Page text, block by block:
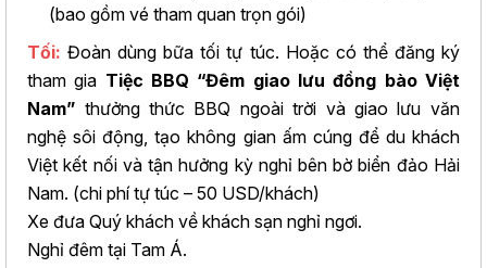
(bao gồm vé tham quan trọn gói)
Tối: Đoàn dùng bữa tối tự túc. Hoặc có thể đăng ký
tham gia Tiệc BBQ “Đêm giao lưu đồng bào Việt
Nam” thưởng thức BBQ ngoài trời và giao lưu văn
nghệ sôi động, tạo không gian ấm cúng để du khách
Việt kết nối và tận hưởng kỳ nghỉ bên bờ biển đảo Hải
Nam. (chi phí tự túc – 50 USD/khách)
Xe đưa Quý khách về khách sạn nghỉ ngơi.
Nghỉ đêm tại Tam Á.